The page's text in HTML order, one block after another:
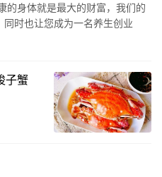
的身体就是最大的财富，我们的
时也让您成为一名养生创业
们越来越注重养生，我们提…
子蟹